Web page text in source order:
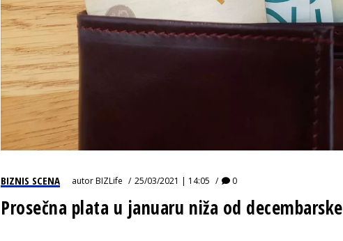
BIZNIS SCENA autorBIZLife 25/03/2021 | 14:05 0
Prosečna plata u januaru niža od decembarske